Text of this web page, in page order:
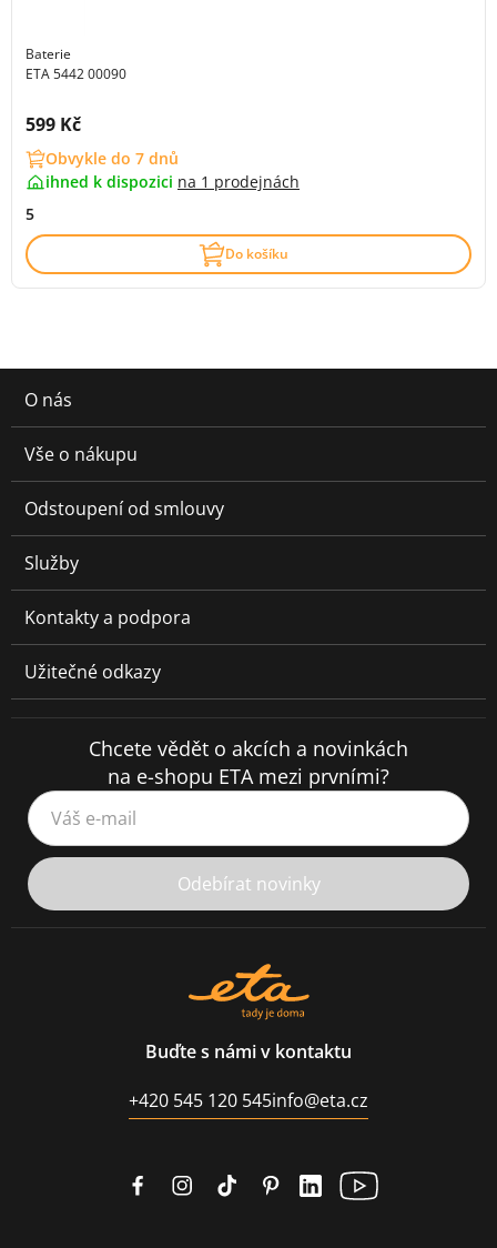
Baterie
ETA 5442 00090
Cena s DPH:
599 Kč
Obvykle do 7 dnů
ihned k dispozici na 1 prodejnách
5
Do košíku
O nás
Vše o nákupu
Odstoupení od smlouvy
Služby
Kontakty a podpora
Užitečné odkazy
Chcete vědět o akcích a novinkách
na e-shopu ETA mezi prvními?
Váš e-mail
Odebírat novinky
Buďte s námi v kontaktu
+420 545 120 545info@eta.cz